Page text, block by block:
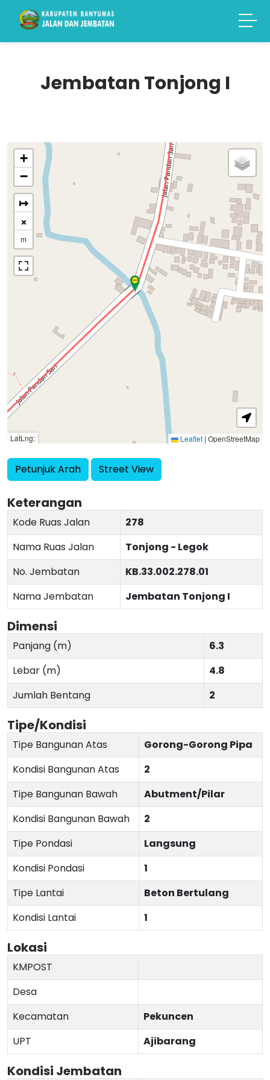
Jembatan Tonjong I
+
−
↦
×
m
LatLng: Leaflet | OpenStreetMap
Petunjuk Arah Street View
Keterangan
Kode Ruas Jalan
278
Nama Ruas Jalan
Tonjong - Legok
No. Jembatan
KB.33.002.278.01
Nama Jembatan
Jembatan Tonjong I
Dimensi
Panjang (m)
6.3
Lebar (m)
4.8
Jumlah Bentang
2
Tipe/Kondisi
Tipe Bangunan Atas
Gorong-Gorong Pipa
Kondisi Bangunan Atas
2
Tipe Bangunan Bawah
Abutment/Pilar
Kondisi Bangunan Bawah
2
Tipe Pondasi
Langsung
Kondisi Pondasi
1
Tipe Lantai
Beton Bertulang
Kondisi Lantai
1
Lokasi
KMPOST
Desa
Kecamatan
Pekuncen
UPT
Ajibarang
Kondisi Jembatan